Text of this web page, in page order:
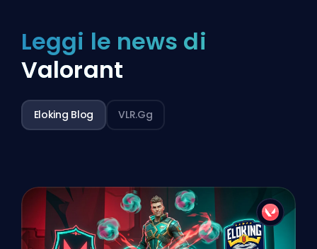
Leggi le news di
Valorant
Eloking Blog VLR.gg